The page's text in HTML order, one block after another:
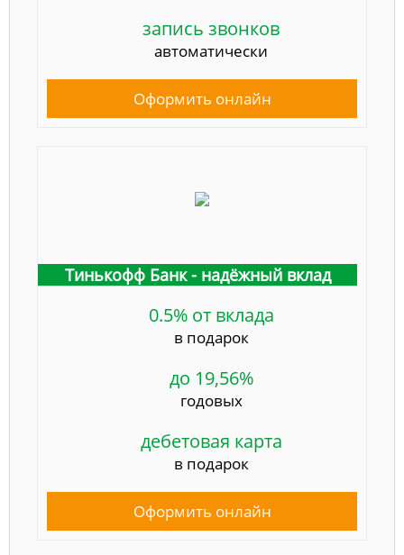
запись звонков
автоматически
Оформить онлайн
Тинькофф Банк - надёжный вклад
0.5% от вклада
в подарок
до 19,56%
годовых
дебетовая карта
в подарок
Оформить онлайн